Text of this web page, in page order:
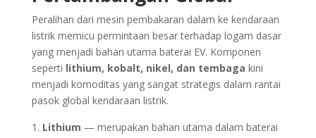
Peralihan dari mesin pembakaran dalam ke kendaraan
listrik memicu permintaan besar terhadap logam dasar
yang menjadi bahan utama baterai EV. Komponen
seperti lithium, kobalt, nikel, dan tembaga kini
menjadi komoditas yang sangat strategis dalam rantai
pasok global kendaraan listrik.
Lithium — merupakan bahan utama dalam baterai